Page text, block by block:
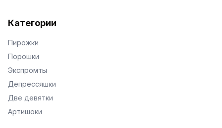
Категории
Пирожки
Порошки
Экспромты
Депрессяшки
Две девятки
Артишоки